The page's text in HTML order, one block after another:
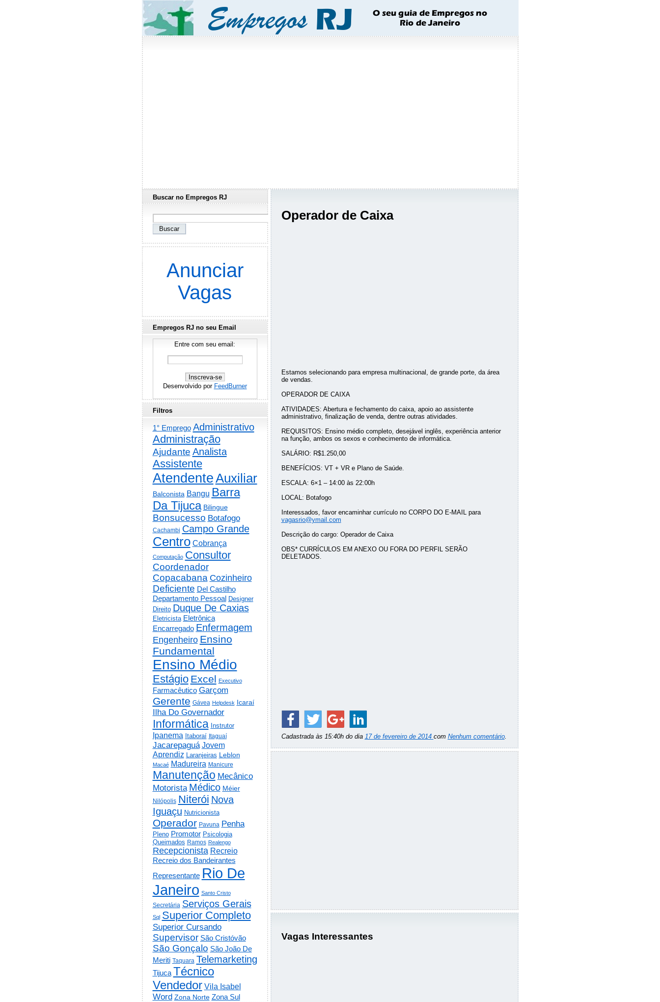
Operador de Caixa
Estamos selecionando para empresa multinacional, de grande porte, da área
de vendas.
OPERADOR DE CAIXA
ATIVIDADES: Abertura e fechamento do caixa, apoio ao assistente
administrativo, finalização de venda, dentre outras atividades.
REQUISITOS: Ensino médio completo, desejável inglês, experiência anterior
na função, ambos os sexos e conhecimento de informática.
SALÁRIO: R$1.250,00
BENEFÍCIOS: VT + VR e Plano de Saúde.
ESCALA: 6×1 – 14:00 às 22:00h
LOCAL: Botafogo
Interessados, favor encaminhar currículo no CORPO DO E-MAIL para
vagasrio@ymail.com
Descrição do cargo: Operador de Caixa
OBS* CURRÍCULOS EM ANEXO OU FORA DO PERFIL SERÃO
DELETADOS.
Cadastrada às 15:40h do dia 17 de fevereiro de 2014 com Nenhum comentário.
Vagas Interessantes
Buscar no Empregos RJ
Anunciar
Vagas
Empregos RJ no seu Email
Entre com seu email:
Desenvolvido por FeedBurner
Filtros
1° Emprego Administrativo
Administração
Ajudante Analista
Assistente
AtendenteAuxiliar
Balconista Bangu Barra
Da Tijuca Bilingue
Bonsucesso Botafogo
Cachambi Campo Grande
Centro Cobrança
Computação Consultor
Coordenador
Copacabana Cozinheiro
Deficiente Del Castilho
Departamento Pessoal Designer
Direito Duque De Caxias
Eletricista Eletrônica
Encarregado Enfermagem
Engenheiro Ensino
Fundamental
Ensino Médio
Estágio Excel Executivo
Farmacêutico Garçom
Gerente Gávea Helpdesk Icaraí
Ilha Do Governador
Informática Instrutor
Ipanema Itaboraí Itaguaí
Jacarepaguá Jovem
Aprendiz
Laranjeiras Leblon
Macaé Madureira Manicure
Manutenção Mecânico
Motorista Médico Méier
Nilópolis Niterói Nova
Iguaçu Nutricionista
Operador Pavuna Penha
Pleno Promotor Psicologia
Queimados Ramos Realengo
Recepcionista Recreio
Recreio dos Bandeirantes
Representante Rio De
Janeiro Santo Cristo
Secretária Serviços Gerais
Sql Superior Completo
Superior Cursando
Supervisor São Cristóvão
São Gonçalo São João De
Meriti Taquara Telemarketing
Tijuca Técnico
Vendedor Vila Isabel
Word Zona Norte Zona Sul